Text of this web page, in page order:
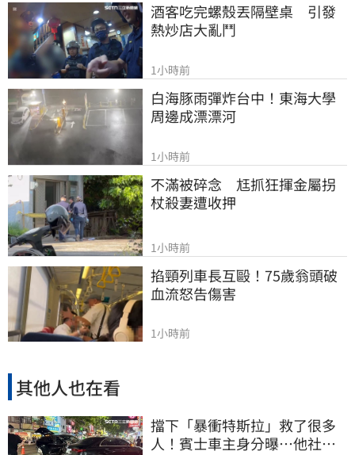
酒客吃完螺殼丟隔壁桌　引發
熱炒店大亂鬥
1小時前
白海豚雨彈炸台中！東海大學
周邊成漂漂河
1小時前
不滿被碎念　尪抓狂揮金屬拐
杖殺妻遭收押
1小時前
掐頸列車長互毆！75歲翁頭破
血流怒告傷害
1小時前
其他人也在看
擋下「暴衝特斯拉」救了很多
人！賓士車主身分曝…他社群